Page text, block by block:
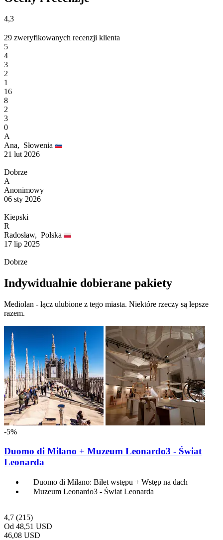
4,3
29 zweryfikowanych recenzji klienta
5
4
3
2
1
16
8
2
3
0
A
Ana, Słowenia
21 lut 2026
Dobrze
A
Anonimowy
06 sty 2026
Kiepski
R
Radosław, Polska
17 lip 2025
Dobrze
Indywidualnie dobierane pakiety
Mediolan - łącz ulubione z tego miasta. Niektóre rzeczy są lepsze
razem.
-5%
Duomo di Milano + Muzeum Leonardo3 - Świat
Leonarda
Duomo di Milano: Bilet wstępu + Wstęp na dach
Muzeum Leonardo3 - Świat Leonarda
4,7 (215)
Od 48,51 USD
46,08 USD